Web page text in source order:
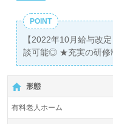
POINT
【2022年10月給与改
談可能◎ ★充実の研修
アアップの両立を目
しながら活躍するス
中。お気軽にお問い合
形態
有料老人ホーム